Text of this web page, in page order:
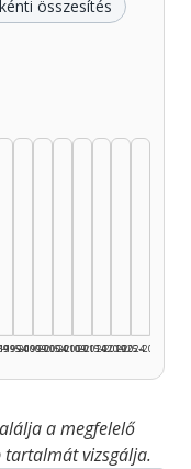
összesítés
1995–1999
2000–2004
2005–2009
2010–2014
2015–2019
2020–2024
2025–2026
a megfelelő
vizsgálja.